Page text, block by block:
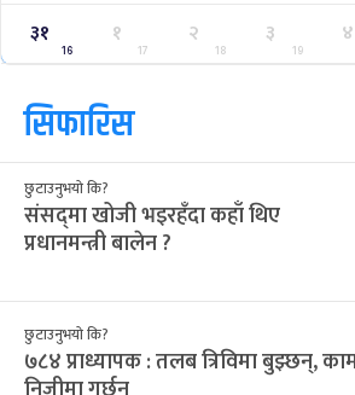
३१
16
१
17
२
18
३
19
४
सिफारिस
छुटाउनुभयो कि?
संसद्‌मा खोजी भइरहँदा कहाँ थिए
प्रधानमन्त्री बालेन ?
छुटाउनुभयो कि?
७८४ प्राध्यापक : तलब त्रिविमा बुझ्छन्,